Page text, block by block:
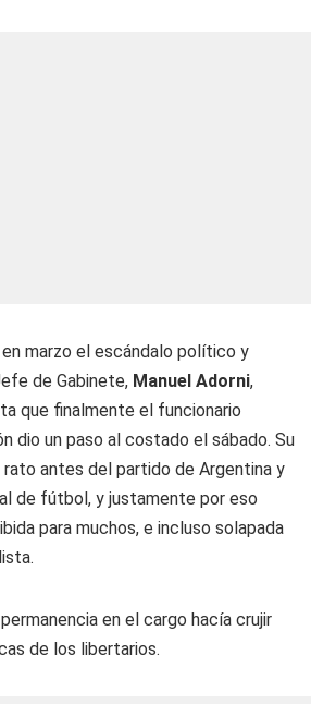
marzo el escándalo político y
de Gabinete, Manuel Adorni,
que finalmente el funcionario
dio un paso al costado el sábado. Su
rato antes del partido de Argentina y
de fútbol, y justamente por eso
para muchos, e incluso solapada
en el cargo hacía crujir
de los libertarios.